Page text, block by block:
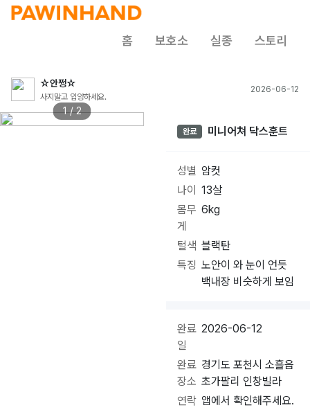
홈 보호소 실종 스토리
☆안쩡☆
사지말고 입양하세요.
2026-06-12
1 / 2
완료 미니어쳐 닥스훈트
성별 암컷
나이
13살
몸무
게
6kg
털색 블랙탄
특징 노안이 와 눈이 언듯
백내장 비슷하게 보임
완료
일
2026-06-12
완료
장소
경기도 포천시 소흘읍
초가팔리 인창빌라
연락 앱에서 확인해주세요.